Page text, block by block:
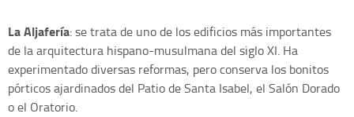
La Aljafería: se trata de uno de los edificios más importantes
de la arquitectura hispano-musulmana del siglo XI. Ha
experimentado diversas reformas, pero conserva los bonitos
pórticos ajardinados del Patio de Santa Isabel, el Salón Dorado
o el Oratorio.